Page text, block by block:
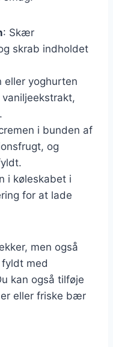
: Skær
skrab indholdet
eller yoghurten
i bunden af
og
i køleskabet i
for at lade
men også
med
kan også tilføje
eller friske bær